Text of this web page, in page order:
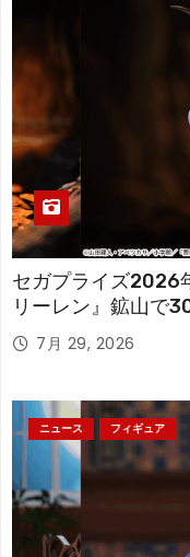
セガプライズ2026
リーレン』鉱山で
「フリーレン」を立
7月 29, 2026
ニュース フィギュア